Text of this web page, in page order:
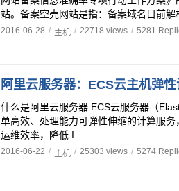
站。备案空壳网站是指：备案域名目前解
2016-06-28 / 主机 / 22718 views / 5281
阿里云服务器：ECS云主机弹
什么是阿里云服务器 ECS云服务器（
单高效、处理能力可弹性伸缩的计算服
运维效率，降低 I...
2016-06-22 / 主机 / 25303 views / 5274